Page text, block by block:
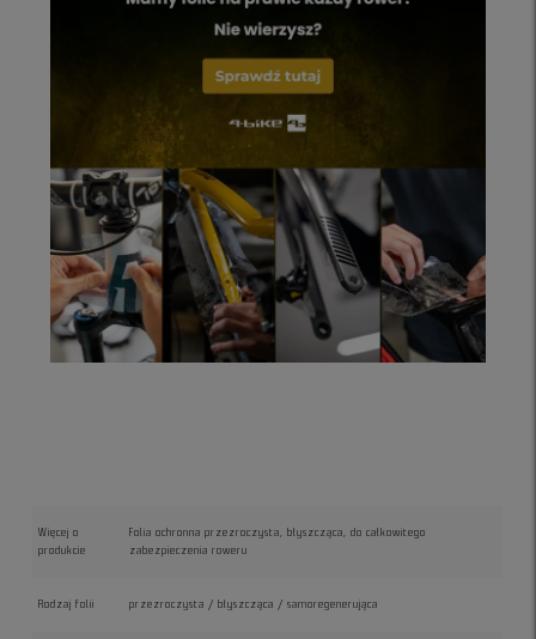
Więcej o
produkcie
Folia ochronna przezroczysta, błyszcząca, do całkowitego
zabezpieczenia roweru
Rodzaj folii przezroczysta / błyszcząca / samoregenerująca